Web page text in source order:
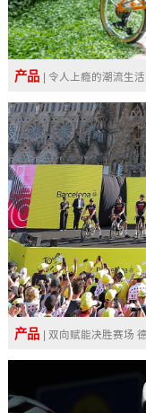
产品 | 令人上瘾的潮流生
产品 | 双向赋能决胜赛场